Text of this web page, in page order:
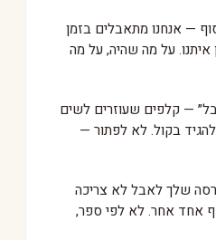
— אנחנו מתאבלים בזמן
איתנו. על מה שהיה, על מה
— קלפים שעוזרים לשים
בקול. לא לפתור —
שלך לאבל לא צריכה
אחד אחר. לא לפי ספר,